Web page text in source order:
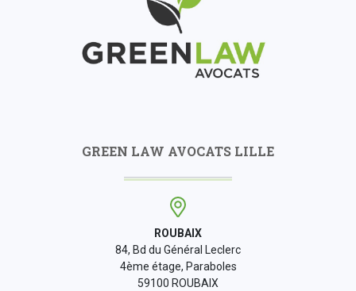
GREEN LAW AVOCATS LILLE
ROUBAIX
84, Bd du Général Leclerc
4ème étage, Paraboles
59100 ROUBAIX